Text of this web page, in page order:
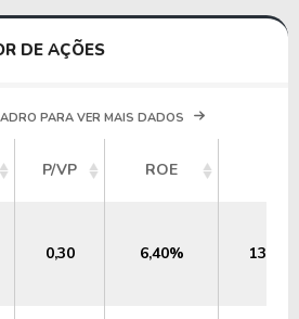
DE AÇÕES
PARA VER MAIS DADOS
P/VP ROE
0,30 6,40%